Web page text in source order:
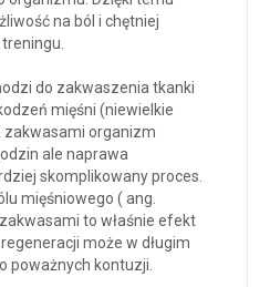
na ból i chętniej
do zakwaszenia tkanki
mięśni (niewielkie
zakwasami organizm
ale naprawa
skomplikowany proces.
mięśniowego ( ang.
to właśnie efekt
może w długim
poważnych kontuzji.